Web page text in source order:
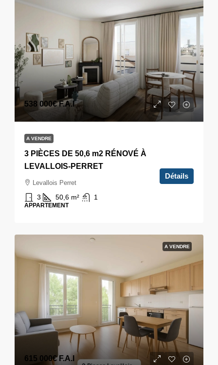
538 000€F.A.I
A VENDRE
3 PIÈCES DE 50,6 m2 RÉNOVÉ À
LEVALLOIS-PERRET
Levallois Perret
3 50,6 m² 1
APPARTEMENT
Détails
A VENDRE
615 000€F.A.I